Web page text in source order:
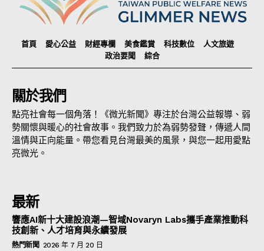
首頁 愛心公益 財經專欄 美食鑑賞 科技數位
人文旅遊
政治要聞
綜合
關於我們
點亮社會每一個角落！《微光新聞》專注於台灣公益報導、弱
勢關懷與暖心的社會故事。我們致力於為弱勢發聲，傳遞人間
溫情與正向能量。帶您看見台灣最美的風景，與您一起用愛點
亮微光。
最新
響應AI新十大建設浪潮—智域Novaryn Labs攜手產業推動科
技創新、人才培育與永續發展
熱門新聞 2026 年 7 月 20 日